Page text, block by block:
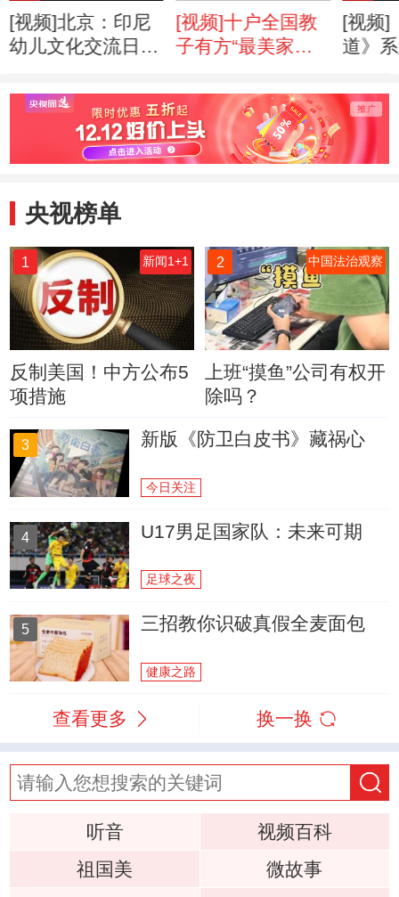
[视频]北京：印尼
幼儿文化交流日活
[视频]十户全国教
子有方“最美家
[视频]
道》
央视榜单
1 新闻1+1
反制美国！中方公布5
项措施
2 中国法治观察
上班“摸鱼”公司有权开
除吗？
3 新版《防卫白皮书》藏祸心
今日关注
4 U17男足国家队：未来可期
足球之夜
5 三招教你识破真假全麦面包
健康之路
查看更多 换一换
听音
视频百科
祖国美
微故事